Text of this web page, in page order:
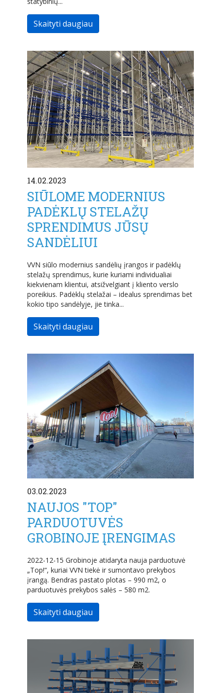
Skaityti daugiau
14.02.2023
SIŪLOME MODERNIUS
PADĖKLŲ STELAŽŲ
SPRENDIMUS JŪSŲ
SANDĖLIUI
VVN siūlo modernius sandėlių įrangos ir padėklų
stelažų sprendimus, kurie kuriami individualiai
kiekvienam klientui, atsižvelgiant į kliento verslo
poreikius. Padėklų stelažai – idealus sprendimas bet
kokio tipo sandėlyje, jie tinka...
Skaityti daugiau
03.02.2023
NAUJOS "TOP"
PARDUOTUVĖS
GROBINOJE ĮRENGIMAS
2022-12-15 Grobinoje atidaryta nauja parduotuvė
„Top!“, kuriai VVN tiekė ir sumontavo prekybos
įrangą. Bendras pastato plotas – 990 m2, o
parduotuvės prekybos salės – 580 m2.
Skaityti daugiau